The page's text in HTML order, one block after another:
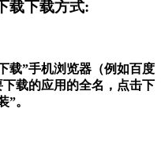
载下载方式:
载”手机浏览器（例如百度
载的应用的全名，点击下
”。